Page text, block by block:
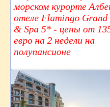
морском курорте
отеле Flamingo Grand
& Spa 5* - цены от
евро на 2 недели на
полупансионе